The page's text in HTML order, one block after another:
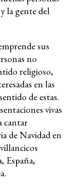
la gente del
sus
no
religioso,
en las
de estas.
vivas
cantar
de Navidad en
España,